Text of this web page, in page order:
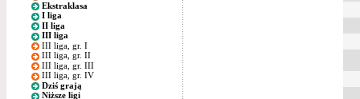
Ekstraklasa
I liga
II liga
III liga
III liga, gr. I
III liga, gr. II
III liga, gr. III
III liga, gr. IV
Dziś grają
Niższe ligi